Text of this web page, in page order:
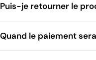
Puis-je retourner le
Quand le paiement